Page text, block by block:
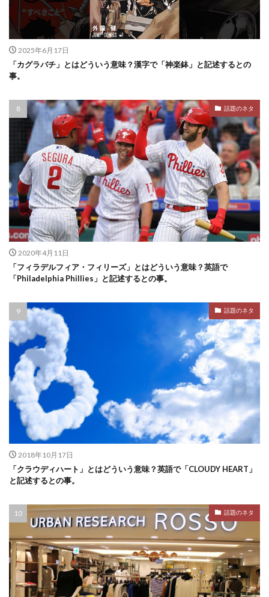
2025年6月17日
「カグラバチ」とはどういう意味？漢字で「神楽鉢」と記述するとの
事。
話題のネタ
2020年4月11日
「フィラデルフィア・フィリーズ」とはどういう意味？英語で
「Philadelphia Phillies」と記述するとの事。
話題のネタ
2018年10月17日
「クラウディハート」とはどういう意味？英語で「CLOUDY HEART」
と記述するとの事。
話題のネタ